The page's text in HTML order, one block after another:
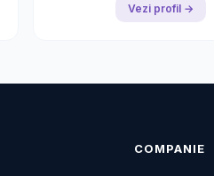
Vezi profil →
COMPANIE